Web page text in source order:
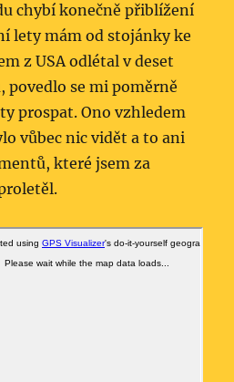
chybí konečně přiblížení
lety mám od stojánky ke
z USA odlétal v deset
povedlo se mi poměrně
prospat. Ono vzhledem
vůbec nic vidět a to ani
které jsem za